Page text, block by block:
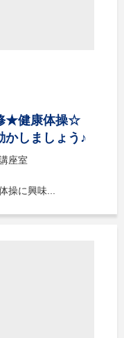
★健康体操☆
しましょう♪
座室
操に興味...